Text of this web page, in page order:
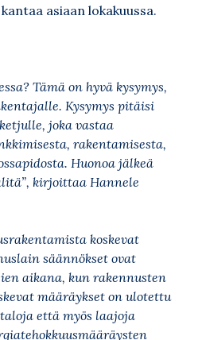
asiaan lokakuussa.
Tämä on hyvä kysymys,
Kysymys pitäisi
joka vastaa
rakentamisesta,
Huonoa jälkeä
kirjoittaa Hannele
koskevat
säännökset ovat
aikana, kun rakennusten
määräykset on ulotettu
että myös laajoja